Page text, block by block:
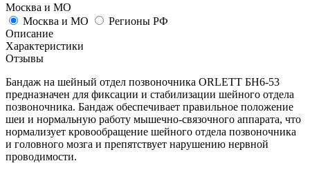
Москва и МО
Москва и МО
Регионы РФ
Описание
Характеристики
Отзывы
Бандаж на шейный отдел позвоночника ORLETT БН6-53
предназначен для фиксации и стабилизации шейного отдела
позвоночника. Бандаж обеспечивает правильное положение
шеи и нормальную работу мышечно-связочного аппарата, что
нормализует кровообращение шейного отдела позвоночника
и головного мозга и препятствует нарушению нервной
проводимости.